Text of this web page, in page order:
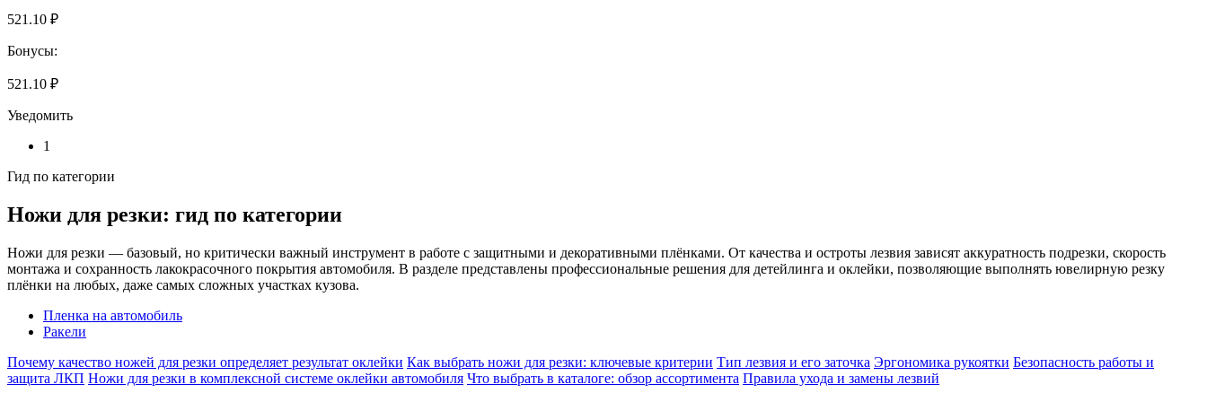
521.10 ₽
Бонусы:
521.10 ₽
Уведомить
1
Гид по категории
Ножи для резки: гид по категории
Ножи для резки — базовый, но критически важный инструмент в работе с защитными и декоративными плёнками. От качества и остроты лезвия зависят аккуратность подрезки, скорость
монтажа и сохранность лакокрасочного покрытия автомобиля. В разделе представлены профессиональные решения для детейлинга и оклейки, позволяющие выполнять ювелирную резку
плёнки на любых, даже самых сложных участках кузова.
Пленка на автомобиль
Ракели
Почему качество ножей для резки определяет результат оклейки Как выбрать ножи для резки: ключевые критерии Тип лезвия и его заточка Эргономика рукоятки Безопасность работы и
защита ЛКП Ножи для резки в комплексной системе оклейки автомобиля Что выбрать в каталоге: обзор ассортимента Правила ухода и замены лезвий